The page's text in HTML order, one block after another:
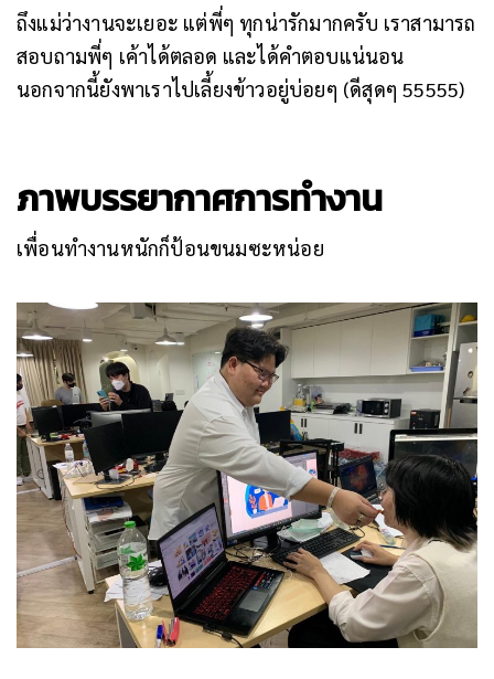
ถึงแม่ว่างานจะเยอะ แต่พี่ๆ ทุกน่ารักมากครับ เราสามารถ
สอบถามพี่ๆ เค้าได้ตลอด และได้คำตอบแน่นอน
นอกจากนี้ยังพาเราไปเลี้ยงข้าวอยู่บ่อยๆ (ดีสุดๆ 55555)
ภาพบรรยากาศการทำงาน
เพื่อนทำงานหนักก็ป้อนขนมซะหน่อย